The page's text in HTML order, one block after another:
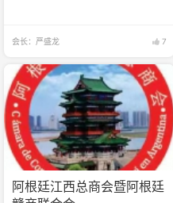
会长：严盛龙 7
阿根廷江西总商会暨阿根廷